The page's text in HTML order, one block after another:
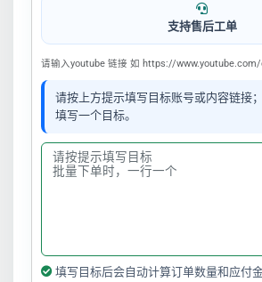
支持售后工单
请输入youtube 链接 如 https://
请按上方提示填写目标账号或内容链接
填写一个目标。
填写目标后会自动计算订单数量和应付